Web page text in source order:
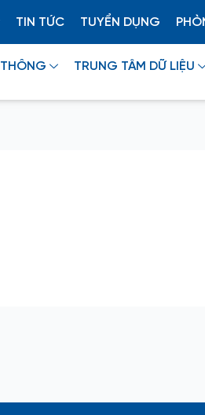
TIN TỨC TUYỂN DỤNG
TRUNG TÂM DỮ LIỆU